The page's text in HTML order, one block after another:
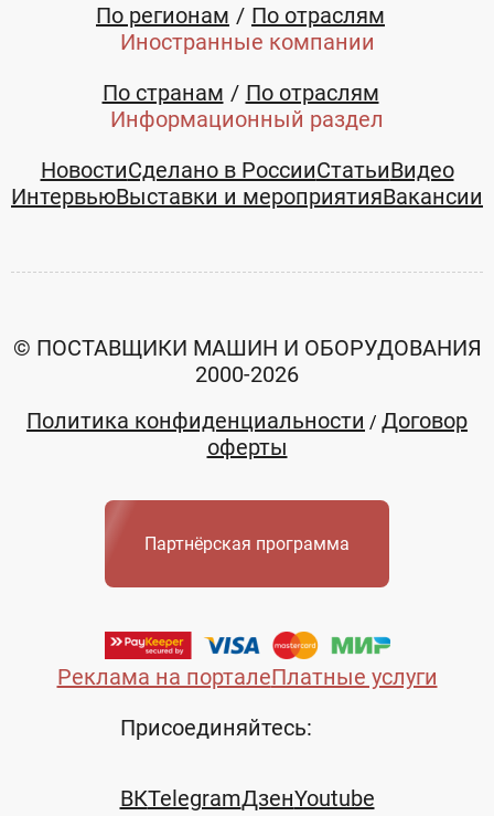
По регионам
По отраслям
Иностранные компании
По странам
По отраслям
Информационный раздел
НовостиСделано в РоссииСтатьиВидео
ИнтервьюВыставки и мероприятияВакансии
Реклама на порталеПлатные услуги
© ПОСТАВЩИКИ МАШИН И ОБОРУДОВАНИЯ
2000-2026
Политика конфиденциальности / Договор
оферты
Партнёрская программа
Присоединяйтесь:
ВКTelegramДзенYoutube